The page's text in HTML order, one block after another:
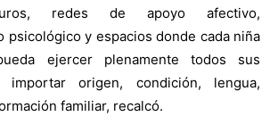
redes de apoyo afectivo,
psicológico y espacios donde cada niña
ejercer plenamente todos sus
importar origen, condición, lengua,
familiar, recalcó.